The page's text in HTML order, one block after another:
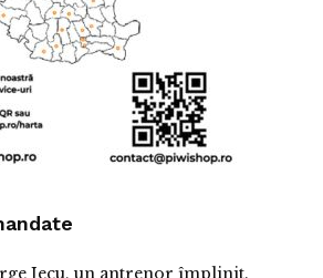
Jecu, un antrenor împlinit.